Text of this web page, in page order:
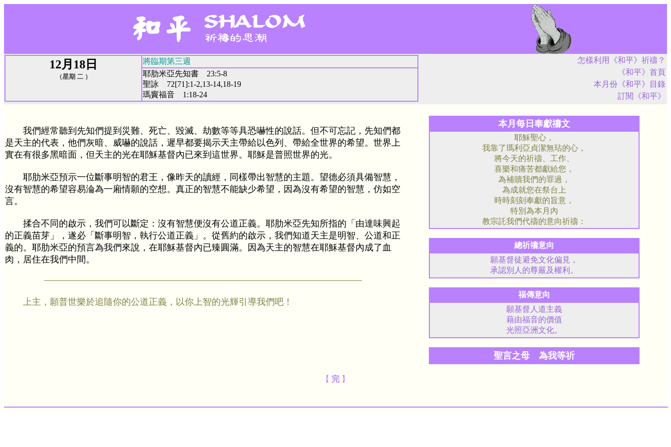
12月18日
（星期 二 ）
將臨期第三週
耶肋米亞先知書 23:5-8
聖詠 72[71]:1-2,13-14,18-19
瑪竇福音 1:18-24
怎樣利用《和平》祈禱？
《和平》首頁
本月份《和平》目錄
訂閱《和平》
我們經常聽到先知們提到災難、死亡、毀滅、劫數等等具恐嚇性的說話。但不可忘記，先知們都
是天主的代表，他們灰暗、威嚇的說話，遲早都要揭示天主帶給以色列、帶給全世界的希望。世界上
實在有很多黑暗面，但天主的光在耶穌基督內已來到這世界。耶穌是普照世界的光。
耶肋米亞預示一位斷事明智的君王，像昨天的讀經，同樣帶出智慧的主題。望德必須具備智慧，
沒有智慧的希望容易淪為一廂情願的空想。真正的智慧不能缺少希望，因為沒有希望的智慧，仿如空
言。
揉合不同的啟示，我們可以斷定：沒有智慧便沒有公道正義。耶肋米亞先知所指的「由達味興起
的正義苗芽」，遂必「斷事明智，執行公道正義」。從舊約的啟示，我們知道天主是明智、公道和正
義的。耶肋米亞的預言為我們來說，在耶穌基督內已臻圓滿。因為天主的智慧在耶穌基督內成了血
肉，居住在我們中間。
上主，願普世樂於追隨你的公道正義，以你上智的光輝引導我們吧！
本月每日奉獻禱文
耶穌聖心，
我靠了瑪利亞貞潔無玷的心，
將今天的祈禱、工作、
喜樂和痛苦都獻給您，
為補贖我們的罪過，
為成就您在祭台上
時時刻刻奉獻的旨意，
特別為本月內
教宗託我們代禱的意向祈禱：
總祈禱意向
願基督徒避免文化偏見，
承認別人的尊嚴及權利。
福傳意向
願基督人道主義
藉由福音的價值
光照亞洲文化。
聖言之母 為我等祈
【 完 】